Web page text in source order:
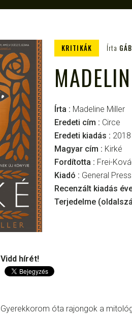
KRITIKÁK Írta
Írta : Madeline Miller
Eredeti cím : Circe
Eredeti kiadás : 2018
Magyar cím : Kirké
Fordította : Frei-
Kiadó : General
Recenzált kiadás
Terjedelme
Vidd hírét!
Gyerekkorom óta rajongok a